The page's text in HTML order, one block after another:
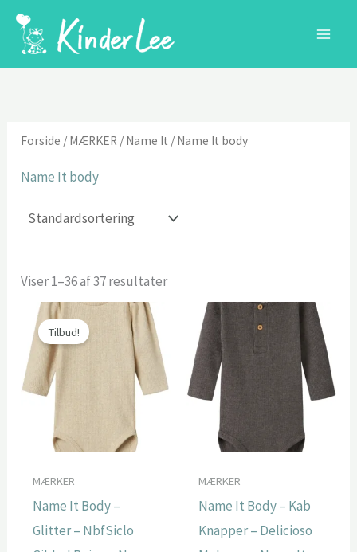
Forside / MÆRKER / Name It / Name It body
Name It body
Viser 1–36 af 37 resultater
Tilbud!
MÆRKER
Name It Body –
Glitter – NbfSiclo
MÆRKER
Name It Body – Kab
Knapper – Delicioso